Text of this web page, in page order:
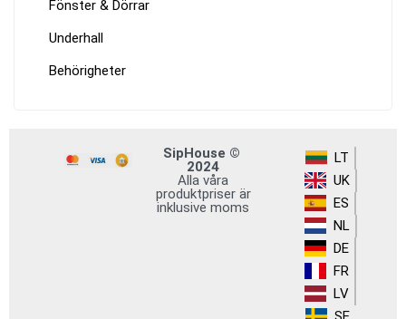
Fönster & Dörrar
Underhall
Behörigheter
SipHouse ©
2024
Alla våra
produktpriser är
inklusive moms
LT
UK
ES
NL
DE
FR
LV